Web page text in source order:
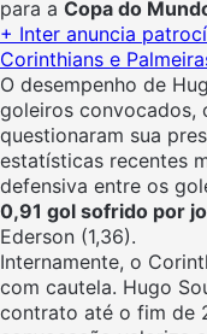
para a Copa do
+ Inter anuncia
Corinthians e
O desempenho de
goleiros convocados,
questionaram sua
estatísticas recentes
defensiva entre os
0,91 gol sofrido por
Ederson (1,36).
Internamente, o
com cautela. Hugo
contrato até o fim de